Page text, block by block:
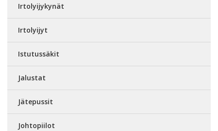
Irtolyijykynät
Irtolyijyt
Istutussäkit
Jalustat
Jätepussit
Johtopiilot